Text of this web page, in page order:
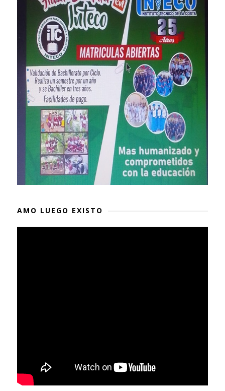
AMO LUEGO EXISTO